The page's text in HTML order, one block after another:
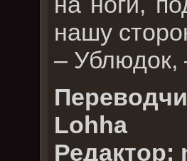
нашу
– Ублюдок,
Lohha
Редактор: